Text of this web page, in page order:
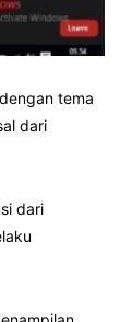
tema
dari
dari